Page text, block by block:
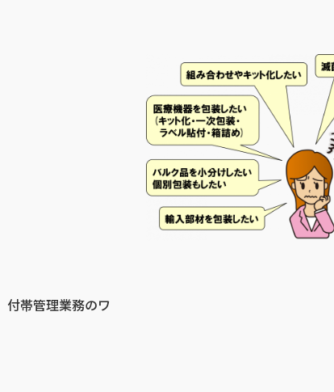
付帯管理業務のワ